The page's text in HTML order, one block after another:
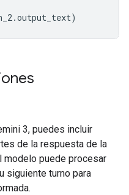
.output_text)
3, puedes incluir
de la respuesta de la
modelo puede procesar
siguiente turno para